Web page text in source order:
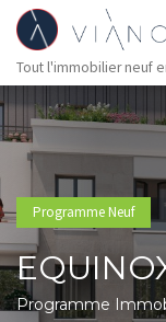
Tout l'immobilier neuf
Programme Neuf
Programme